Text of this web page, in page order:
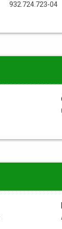
932.724.723-04